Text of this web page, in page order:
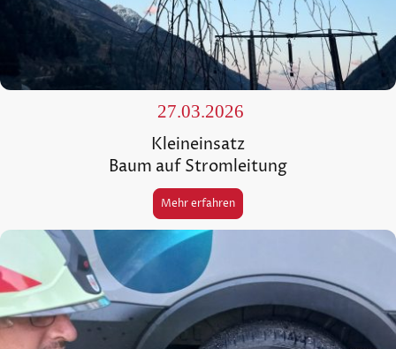
27.03.2026
Kleineinsatz
Baum auf Stromleitung
Mehr erfahren